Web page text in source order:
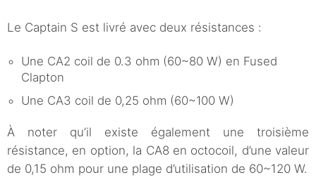
Le Captain S est livré avec deux résistances :
Une CA2 coil de 0.3 ohm (60~80 W) en Fused
Clapton
Une CA3 coil de 0,25 ohm (60~100 W)
À noter qu’il existe également une troisième
résistance, en option, la CA8 en octocoil, d’une valeur
de 0,15 ohm pour une plage d’utilisation de 60~120 W.